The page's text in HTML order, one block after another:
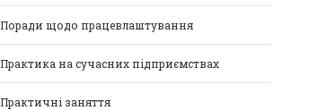
Поради щодо працевлаштування
Практика на сучасних підприємствах
Практичні заняття